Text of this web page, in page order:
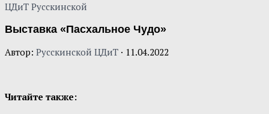
ЦДиТ Русскинской
Выставка «Пасхальное Чудо»
Автор: Русскинской ЦДиТ · 11.04.2022
Читайте также: